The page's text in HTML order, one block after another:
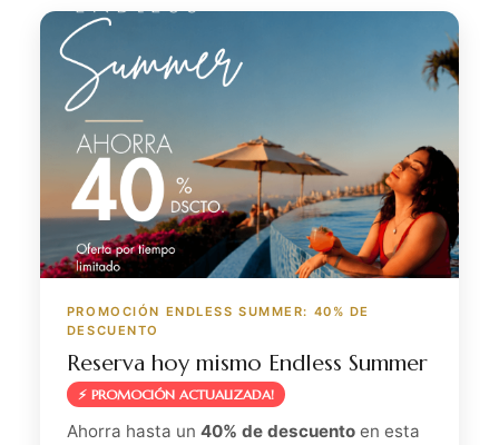
PROMOCIÓN ENDLESS SUMMER: 40% DE
DESCUENTO
Reserva hoy mismo Endless Summer
⚡ PROMOCIÓN ACTUALIZADA!
Ahorra hasta un 40% de descuentoen esta